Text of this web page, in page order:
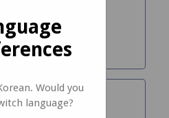
컬러 카메라
알아보기
Would you
language?